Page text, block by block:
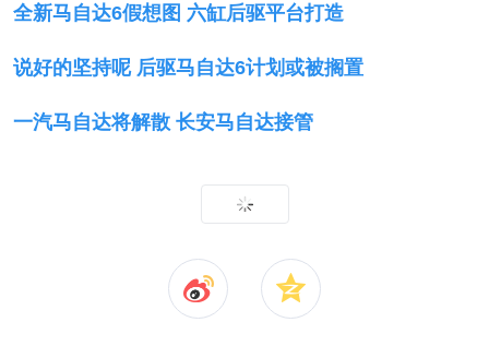
全新马自达6假想图 六缸后驱平台打造
说好的坚持呢 后驱马自达6计划或被搁置
一汽马自达将解散 长安马自达接管